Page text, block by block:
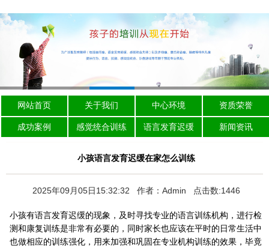
网站首页 关于我们 中心环境 资质荣誉
成功案例 感觉统合训练 语言发育迟缓 新闻资讯
小孩语言发育迟缓在家怎么训练
2025年09月05日15:32:32 作者：Admin 点击数:1446
小孩有语言发育迟缓的现象，及时寻找专业的语言训练机构，进行检
测和康复训练是非常有必要的，同时家长也应该在平时的日常生活中
也做相应的训练强化，用来加强和巩固在专业机构训练的效果，毕竟